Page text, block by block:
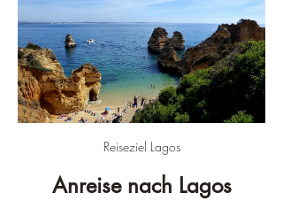
Reiseziel Lagos
Anreise nach Lagos